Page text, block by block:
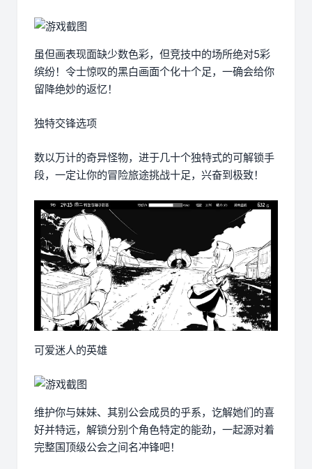
虽但画表现面缺少数色彩，但竞技中的场所绝对5彩
缤纷！令士惊叹的黑白画面个化十个足，一确会给你
留降绝妙的返忆！
独特交锋选项
数以万计的奇异怪物，进于几十个独特式的可解锁手
段，一定让你的冒险旅途挑战十足，兴奋到极致！
可爱迷人的英雄
维护你与妹妹、其别公会成员的乎系，讫解她们的喜
好并特远，解锁分别个角色特定的能劲，一起源对着
完整国顶级公会之间名冲锋吧！